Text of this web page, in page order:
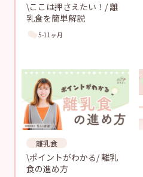
\ここは押さえたい！/ 離
乳食を簡単解説
5-11ヶ月
離乳食
\ポイントがわかる/ 離乳
食の進め方